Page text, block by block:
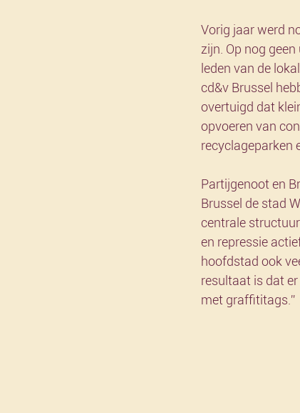
Vorig jaar werd
zijn. Op nog
leden van de
cd&v Brussel
overtuigd dat
opvoeren van
recyclageparken
Partijgenoot en
Brussel de stad
centrale
en repressie
hoofdstad ook
resultaat is dat
met graffititags.”